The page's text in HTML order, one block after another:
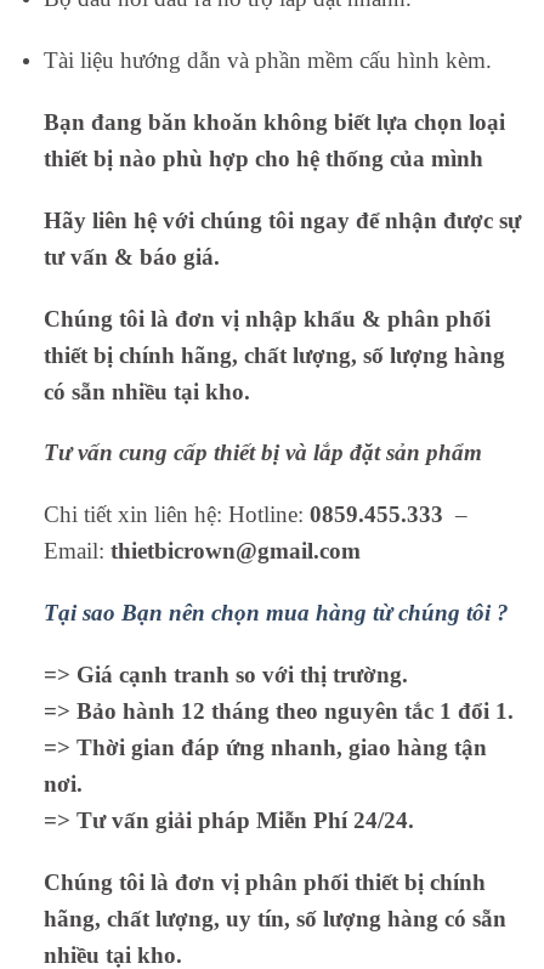
Tài liệu hướng dẫn và phần mềm cấu hình kèm.
Bạn đang băn khoăn không biết lựa chọn loại
thiết bị nào phù hợp cho hệ thống của mình
Hãy liên hệ với chúng tôi ngay để nhận được sự
tư vấn & báo giá.
Chúng tôi là đơn vị nhập khẩu & phân phối
thiết bị chính hãng, chất lượng, số lượng hàng
có sẵn nhiều tại kho.
Tư vấn cung cấp thiết bị và lắp đặt sản phẩm
Chi tiết xin liên hệ: Hotline: 0859.455.333 –
Email: thietbicrown@gmail.com
Tại sao Bạn nên chọn mua hàng từ chúng tôi ?
=> Giá cạnh tranh so với thị trường.
=> Bảo hành 12 tháng theo nguyên tắc 1 đổi 1.
=> Thời gian đáp ứng nhanh, giao hàng tận
nơi.
=> Tư vấn giải pháp Miễn Phí 24/24.
Chúng tôi là đơn vị phân phối thiết bị chính
hãng, chất lượng, uy tín, số lượng hàng có sẵn
nhiều tại kho.